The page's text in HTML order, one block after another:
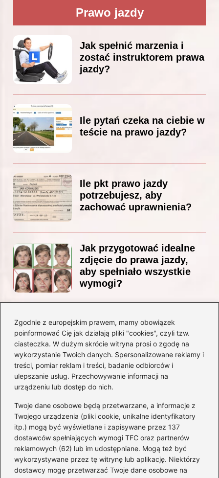
Zgodnie z europejskim prawem, mamy obowiązek
poinformować Cię jak działają pliki "cookies", czyli tzw.
ciasteczka. W dużym skrócie witryna prosi o zgodę na
wykorzystanie Twoich danych. Spersonalizowane reklamy i
treści, pomiar reklam i treści, badanie odbiorców i
ulepszanie usług. Przechowywanie informacji na
urządzeniu lub dostęp do nich.
Twoje dane osobowe będą przetwarzane, a informacje z
Twojego urządzenia (pliki cookie, unikalne identyfikatory
itp.) mogą być wyświetlane i zapisywane przez 137
dostawców spełniających wymogi TFC oraz partnerów
reklamowych (62) lub im udostępniane. Mogą też być
wykorzystywane przez tę witrynę lub aplikację. Niektórzy
dostawcy mogę przetwarzać Twoje dane osobowe na
Prawo jazdy
Jak spełnić marzenia i
zostać instruktorem prawa
jazdy?
Ile pytań czeka na ciebie w
teście na prawo jazdy?
Ile pkt prawo jazdy
potrzebujesz, aby
zachować uprawnienia?
Jak przygotować idealne
zdjęcie do prawa jazdy,
aby spełniało wszystkie
wymogi?
Czy Jarosław Kaczyński
posiada prawo jazdy? Oto
prawda, którą warto znać!
Kategorie
Akumulatory(71)
Benzyna i Diesel(68)
Motocykle(47)
Opony(77)
Prawo jazdy(75)